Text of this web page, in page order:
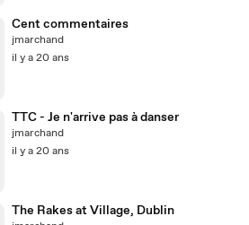
Cent commentaires
jmarchand
il y a 20 ans
TTC - Je n'arrive pas à danser
jmarchand
il y a 20 ans
The Rakes at Village, Dublin